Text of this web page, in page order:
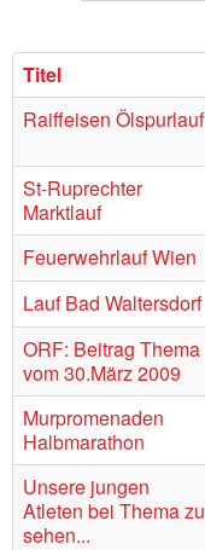
Titel
Raiffeisen Ölspurlauf
St-Ruprechter
Marktlauf
Feuerwehrlauf Wien
Lauf Bad Waltersdorf
ORF: Beitrag Thema
vom 30.März 2009
Murpromenaden
Halbmarathon
Unsere jungen
Atleten bei Thema zu
sehen...
Bilder
Links